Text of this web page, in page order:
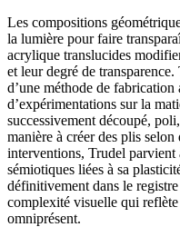
Les compositions
la lumière pour faire
acrylique translucides
et leur degré de
d’une méthode de
d’expérimentations sur la
successivement découpé,
manière à créer des plis selon
interventions, Trudel
sémiotiques liées à sa
définitivement dans le
complexité visuelle qui
omniprésent.